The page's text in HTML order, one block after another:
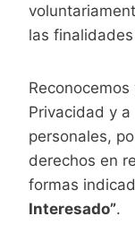
las
Privacidad y
personales,
derechos en
formas
Interesado”.